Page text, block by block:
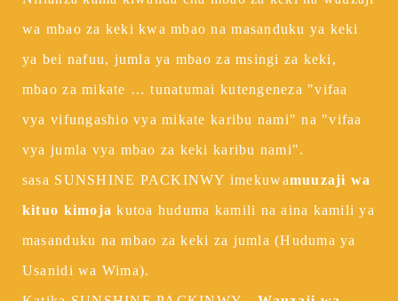
wa mbao za keki kwa mbao na masanduku ya keki
ya bei nafuu, jumla ya mbao za msingi za keki,
mbao za mikate … tunatumai kutengeneza "vifaa
vya vifungashio vya mikate karibu nami" na "vifaa
vya jumla vya mbao za keki karibu nami".
sasa SUNSHINE PACKINWY imekuwamuuzaji wa
kituo kimoja kutoa huduma kamili na aina kamili ya
masanduku na mbao za keki za jumla (Huduma ya
Usanidi wa Wima).